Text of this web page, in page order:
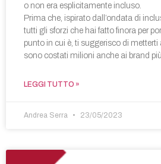
o non era esplicitamente incluso.
Prima che, ispirato dall’ondata di
tutti gli sforzi che hai fatto finora per
punto in cui è, ti suggerisco di metterti
sono costati milioni anche ai brand
LEGGI TUTTO »
Andrea Serra 23/05/2023